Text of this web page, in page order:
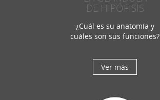
DE HIPÓFISIS
¿Cuál es su anatomía y
cuáles son sus funciones?
Ver más